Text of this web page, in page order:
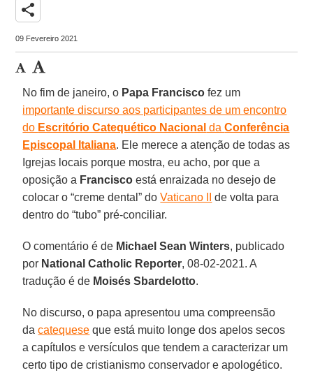
share
09 Fevereiro 2021
No fim de janeiro, o Papa Francisco fez um
importante discurso aos participantes de um encontro
do Escritório Catequético Nacional daConferência
Episcopal Italiana. Ele merece a atenção de todas as
Igrejas locais porque mostra, eu acho, por que a
oposição a Francisco está enraizada no desejo de
colocar o “creme dental” doVaticano II
de volta para
dentro do “tubo” pré-conciliar.
O comentário é de Michael Sean Winters, publicado
por National Catholic Reporter, 08-02-2021. A
tradução é de Moisés Sbardelotto.
No discurso, o papa apresentou uma compreensão
dacatequese que está muito longe dos apelos secos
a capítulos e versículos que tendem a caracterizar um
certo tipo de cristianismo conservador e apologético.